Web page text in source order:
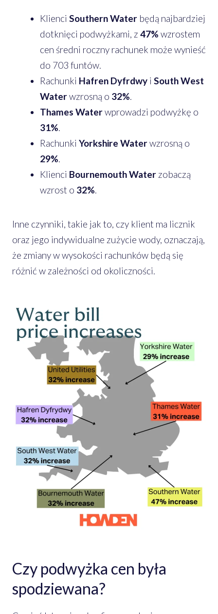
Klienci Southern Water będą najbardziej
dotknięci podwyżkami, z 47% wzrostem
cen średni roczny rachunek może wynieść
do 703 funtów.
Rachunki Hafren Dyfrdwy i South West
Waterwzrosną o 32%
Thames Waterwprowadzi podwyżkę o
31%
Rachunki Yorkshire Waterwzrosną o
29%
Klienci Bournemouth Water zobaczą
wzrost o 32%
Inne czynniki, takie jak to, czy klient ma licznik
oraz jego indywidualne zużycie wody, oznaczają,
że zmiany w wysokości rachunków będą się
różnić w zależności od okoliczności.
Czy podwyżka cen była
spodziewana?